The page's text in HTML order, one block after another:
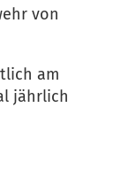
von
am
jährlich